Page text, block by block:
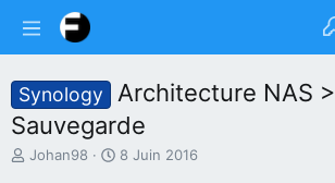
Synology
Architecture NAS >
Sauvegarde
A
Johan98
D
8 Juin 2016